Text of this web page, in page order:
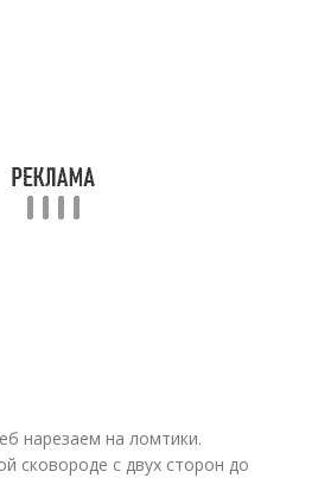
нарезаем на ломтики.
сковороде с двух сторон до